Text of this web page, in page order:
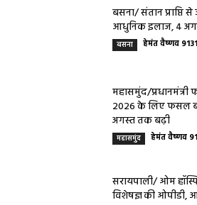
बसना/ संतान प्राप्ति
आधुनिक इलाज, 4
बसना हेमंत वैष्णव
महासमुंद/
2026 के लिए फसल
अगस्त तक बढ़ी
महासमुंद हेमंत वैष्णव
सरायपाली/ ओम
विशेषज्ञ की ओपीडी,